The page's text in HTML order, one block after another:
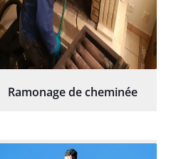
Ramonage de cheminée